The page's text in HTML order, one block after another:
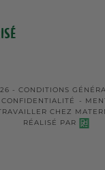
- CONDITIONS
-
CHEZ
RÉALISÉ PAR